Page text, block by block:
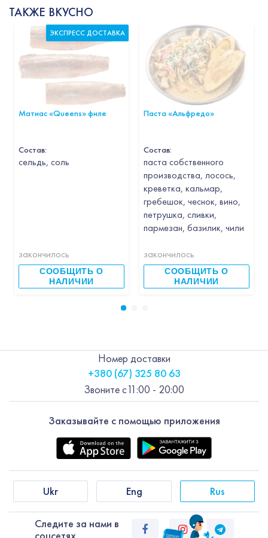
ТАКЖЕ ВКУСНО
Матиас «Queens» филе
Состав:
cельдь, соль
закончилось
СООБЩИТЬ О
НАЛИЧИИ
ЭКСПРЕСС ДОСТАВКА
Паста «Альфредо»
Состав:
паста собственного
производства, лосось,
креветка, кальмар,
гребешок, чеснок, вино,
петрушка, сливки,
пармезан, базилик, чили
закончилось
СООБЩИТЬ О
НАЛИЧИИ
Заказывайте с помощью приложения
Следите за нами в
Ukr Eng Rus
Номер доставки
+380 (67) 325 80 63
Звоните с11:00 - 20:00